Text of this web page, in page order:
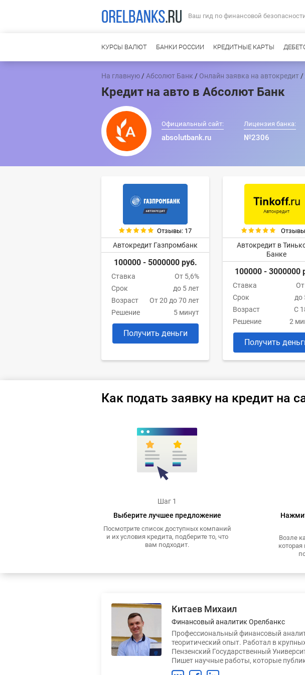
Ваш гид по финансовой
КУРСЫ ВАЛЮТ БАНКИ РОССИИ КРЕДИТНЫЕ КАРТЫ
На главную /Абсолют Банк / Онлайн заявка на автокредит /
Кредит на авто в Абсолют Банк
Официальный сайт:
absolutbank.ru
Лицензия банка:
№2306
Отзывы: 17
Автокредит Газпромбанк
100000 - 5000000 руб.
Ставка
От 5,6%
Срок
до 5 лет
Возраст
От 20 до 70 лет
Решение
5 минут
Получить деньги
Автокредит в
Банке
100000 - 3000000
Ставка
От
Срок
до
Возраст
С
Решение
2
Получить
Как подать заявку на кредит на
Шаг 1
Выберите лучшее предложение
Посмотрите список доступных компаний
и их условия кредита, подберите то, что
вам подходит.
Возле
Китаев Михаил
Финансовый аналитик Орелбанкс
Профессиональный финансовый
теоритический опыт. Работал в
Пензенский Государственный
Пишет научные работы, которые